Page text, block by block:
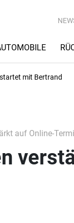
mit Bertrand
auf Online-